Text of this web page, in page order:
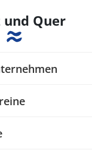
und Quer